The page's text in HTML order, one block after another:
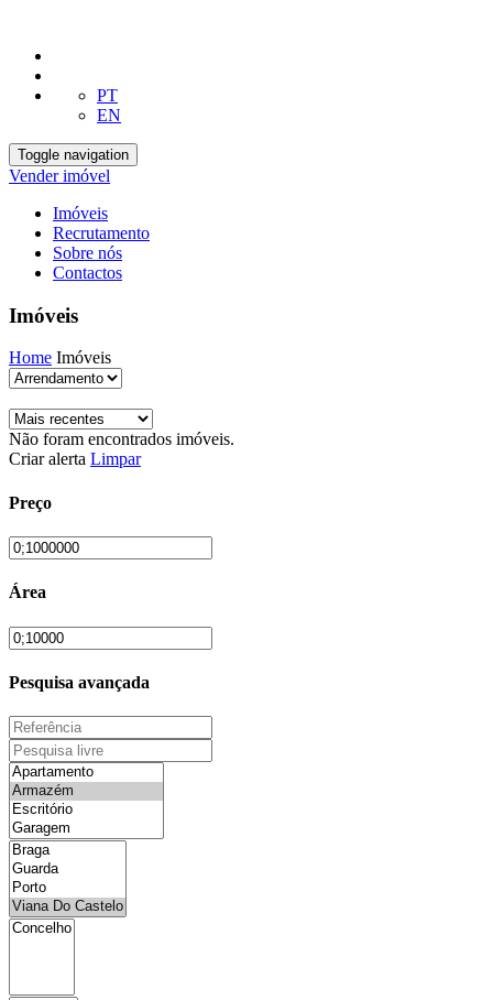
PT
EN
Toggle navigation
Vender imóvel
Imóveis
Recrutamento
Sobre nós
Contactos
Imóveis
Home Imóveis
Não foram encontrados imóveis.
Criar alerta Limpar
Preço
Área
Pesquisa avançada